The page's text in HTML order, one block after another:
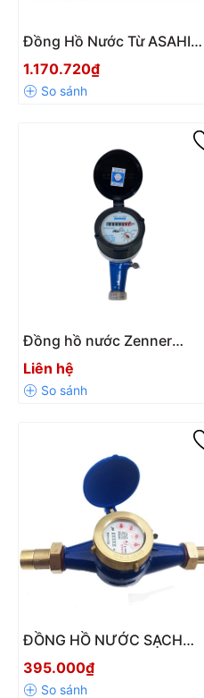
Đồng Hồ Nước Từ ASAHI
GMK Chính Hãng – Đo Lưu
Lượng Chính Xác, Bền Bỉ
1.170.720₫
Đồng hồ nước Zenner
MTKD-S1 CC Qn1,5 phi
21mm – Chính hãng
Liên hệ
ĐỒNG HỒ NƯỚC SẠCH
KOMAX HÀN QUỐC NỐI
REN CÓ KIỂM ĐỊNH/HIỆU
395.000₫